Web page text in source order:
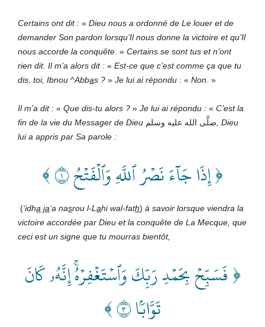
Certains ont dit : « Dieu nous a ordonné de Le louer et de
demander Son pardon lorsqu’Il nous donne la victoire et qu’Il
nous accorde la conquête . » Certains se sont tus et n’ont
rien dit. Il m’a alors dit : « Est-ce que c’est comme ça que tu
dis, toi, Ibnou ^Abbas ? » Je lui ai répondu : « Non . »
Il m’a dit : « Que dis-tu alors ? » Je lui ai répondu : « C’est la
fin de la vie du Messager de Dieu صلَّى الله عليه وسلم Dieu
lui a appris par Sa parole :
﴿ إِذَا جَآءَ نَصۡرُ ٱللَّهِ وَٱلۡفَتۡحُ ١ ﴾
(‘idha ja‘a nasrou l-L ahi wal-fath) à savoir lorsque viendra la
victoire accordée par Dieu et la conquête de La Mecque, que
ceci est un signe que tu mourras bientôt,
﴿ فَسَبِّحۡ بِحَمۡدِ رَبِّكَ وَٱسۡتَغۡفِرۡهُۚ إِنَّهُۥ كَانَ
تَوَّابَۢا ٣ ﴾